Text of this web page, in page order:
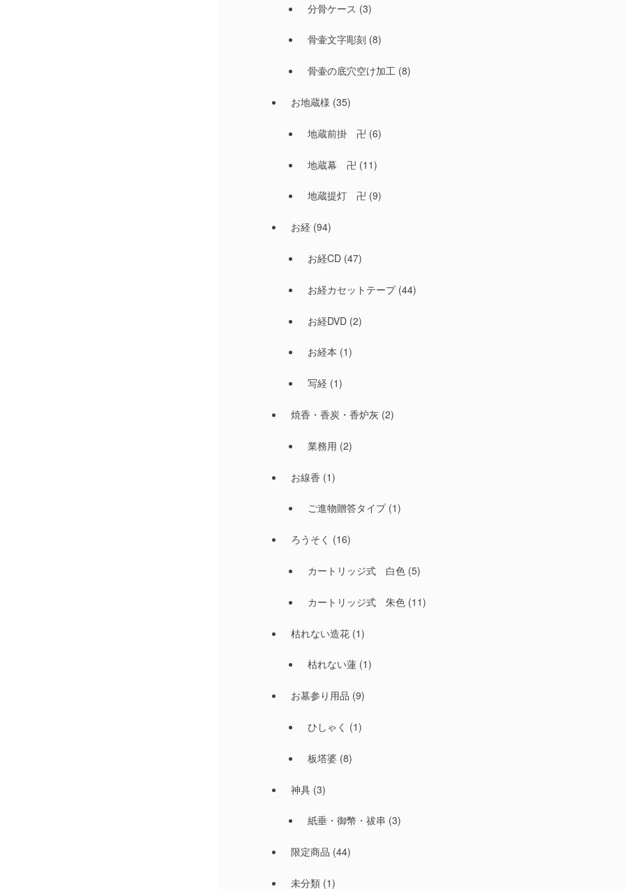
分骨ケース (3)
骨壷文字彫刻 (8)
骨壷の底穴空け加工(8)
お地蔵様 (35)
地蔵前掛 卍 (6)
地蔵幕 卍 (11)
地蔵提灯 卍 (9)
お経 (94)
お経CD(47)
お経カセットテープ(44)
お経DVD(2)
お経本 (1)
写経 (1)
焼香・香炭・香炉灰(2)
業務用 (2)
お線香 (1)
ご進物贈答タイプ(1)
ろうそく (16)
カートリッジ式 白色(5)
カートリッジ式 朱色(11)
枯れない造花(1)
枯れない蓮(1)
お墓参り用品 (9)
ひしゃく (1)
板塔婆(8)
神具(3)
紙垂・御幣・祓串 (3)
限定商品 (44)
未分類(1)